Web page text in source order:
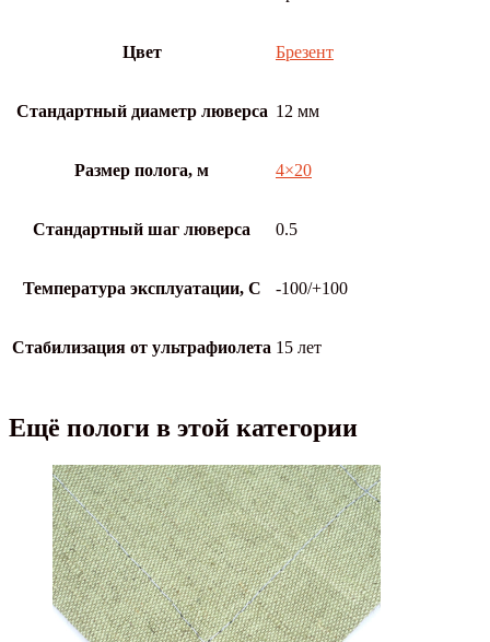
Цвет Брезент
Стандартный диаметр люверса 12 мм
Размер полога, м 4×20
Стандартный шаг люверса 0.5
Температура эксплуатации, С -100/+100
Стабилизация от ультрафиолета 15 лет
Ещё пологи в этой категории